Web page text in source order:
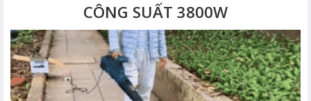
CÔNG SUẤT 3800W